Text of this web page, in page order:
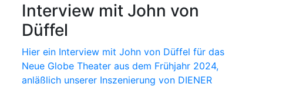
Interview mit John von
Düffel
Hier ein Interview mit John von Düffel für das
Neue Globe Theater aus dem Frühjahr 2024,
anläßlich unserer Inszenierung von DIENER